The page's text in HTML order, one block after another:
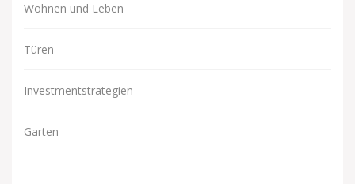
Wohnen und Leben
Türen
Investmentstrategien
Garten